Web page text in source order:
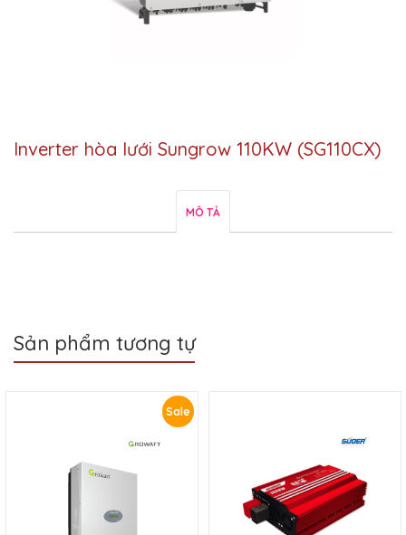
Inverter hòa lưới Sungrow 110KW (SG110CX)
MÔ TẢ
Sản phẩm tương tự
Sale